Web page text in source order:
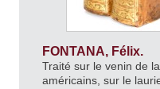
FONTANA, Félix.
Traité sur le venin de
américains, sur le